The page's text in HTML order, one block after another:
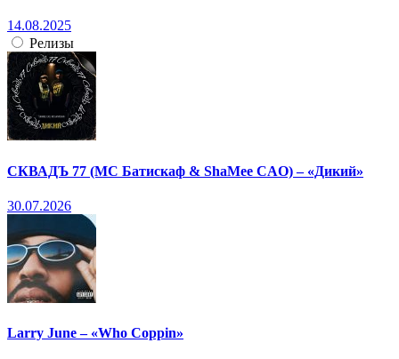
14.08.2025
Релизы
СКВАДЪ 77 (МС Батискаф & ShaMee CAO) – «Дикий»
30.07.2026
Larry June – «Who Coppin»